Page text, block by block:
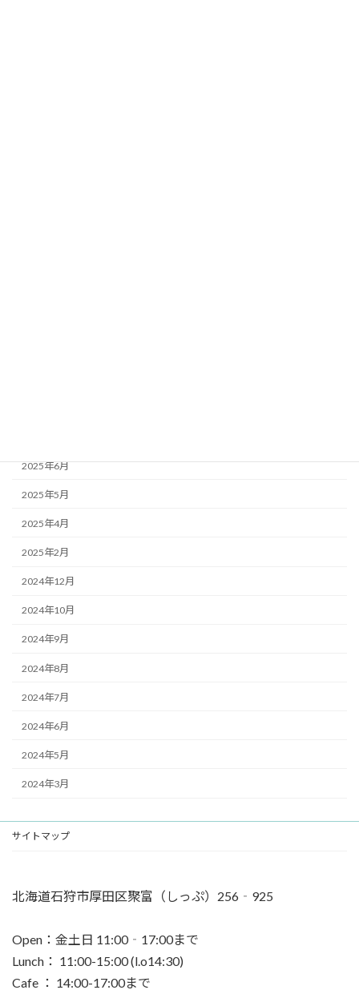
2025年6月
2025年5月
2025年4月
2025年2月
2024年12月
2024年10月
2024年9月
2024年8月
2024年7月
2024年6月
2024年5月
2024年3月
サイトマップ
北海道石狩市厚田区聚富（しっぷ）256‐925
Open：金土日 11:00‐17:00まで
Lunch： 11:00-15:00 (l.o14:30)
Cafe ： 14:00-17:00まで